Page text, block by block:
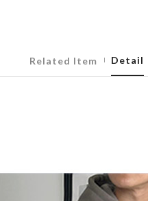
Related Item Detail